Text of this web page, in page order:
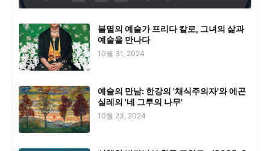
불멸의 예술가 프리다 칼로, 그녀의 삶과
예술을 만나다
10월 31, 2024
예술의 만남: 한강의 '채식주의자'와 에곤
실레의 '네 그루의 나무'
10월 23, 2024